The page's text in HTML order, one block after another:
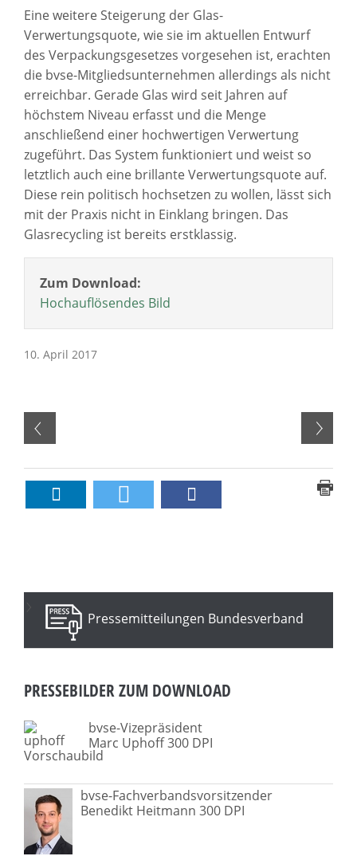
Eine weitere Steigerung der Glas-
Verwertungsquote, wie sie im aktuellen Entwurf
des Verpackungsgesetzes vorgesehen ist, erachten
die bvse-Mitgliedsunternehmen allerdings als nicht
erreichbar. Gerade Glas wird seit Jahren auf
höchstem Niveau erfasst und die Menge
anschließend einer hochwertigen Verwertung
zugeführt. Das System funktioniert und weist so
letztlich auch eine brillante Verwertungsquote auf.
Diese rein politisch hochsetzen zu wollen, lässt sich
mit der Praxis nicht in Einklang bringen. Das
Glasrecycling ist bereits erstklassig.
Zum Download:
Hochauflösendes Bild
10. April 2017
Pressemitteilungen Bundesverband
PRESSEBILDER ZUM DOWNLOAD
bvse-Vizepräsident
Marc Uphoff 300 DPI
bvse-Fachverbandsvorsitzender
Benedikt Heitmann 300 DPI